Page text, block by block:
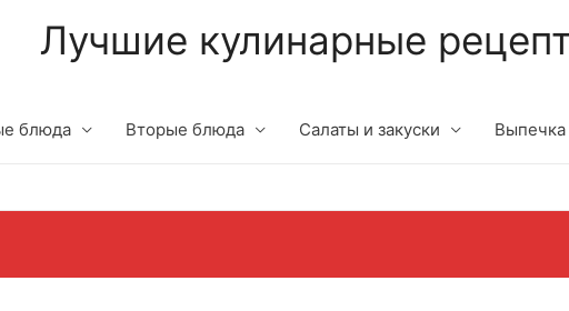
Лучшие кулинарные
блюда Вторые блюда Салаты и закуски Выпечка